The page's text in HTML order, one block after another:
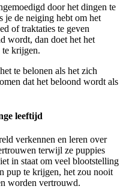
door het dingen te
je de neiging hebt om het
of traktaties te geven
wordt, dan doet het het
te krijgen.
te belonen als het zich
dat het beloond wordt als
leeftijd
verkennen en leren over
terwijl ze puppies
in staat om veel blootstelling
pup te krijgen, het zou nooit
worden vertrouwd.